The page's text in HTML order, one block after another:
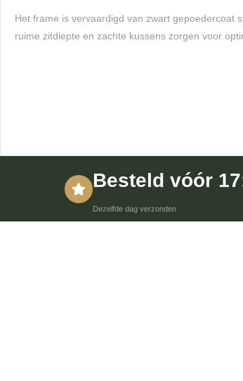
Het frame is vervaardigd van zwart gepoedercoat
ruime zitdiepte en zachte kussens zorgen voor
Besteld vóór
Dezelfde dag verzonden